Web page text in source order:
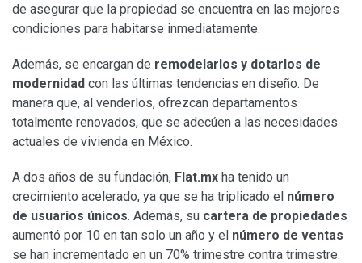
de asegurar que la propiedad se encuentra en las mejores
condiciones para habitarse inmediatamente.
Además, se encargan de remodelarlos y dotarlos de
modernidad con las últimas tendencias en diseño. De
manera que, al venderlos, ofrezcan departamentos
totalmente renovados, que se adecúen a las necesidades
actuales de vivienda en México.
A dos años de su fundación, Flat.mx ha tenido un
crecimiento acelerado, ya que se ha triplicado el número
de usuarios únicos. Además, su cartera de propiedades
aumentó por 10 en tan solo un año y el número de ventas
se han incrementado en un 70% trimestre contra trimestre.